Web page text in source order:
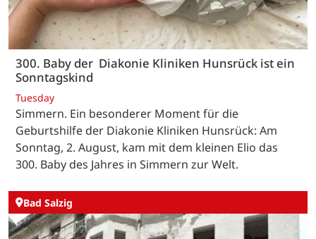
300. Baby der Diakonie Kliniken Hunsrück ist ein
Sonntagskind
Tuesday
Simmern. Ein besonderer Moment für die
Geburtshilfe der Diakonie Kliniken Hunsrück: Am
Sonntag, 2. August, kam mit dem kleinen Elio das
300. Baby des Jahres in Simmern zur Welt.
Bad Salzig